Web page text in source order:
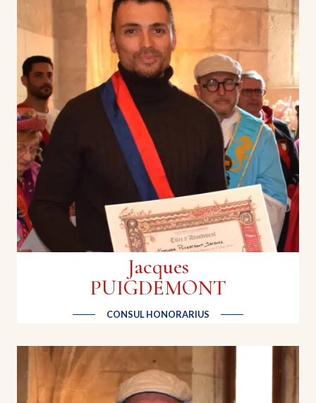
Jacques
PUIGDEMONT
CONSUL HONORARIUS
Maxime VIVEN
Pâtissier | Mr pâte à choux
Pâtisserie artisanale spécialisée dans la pâte à
choux.